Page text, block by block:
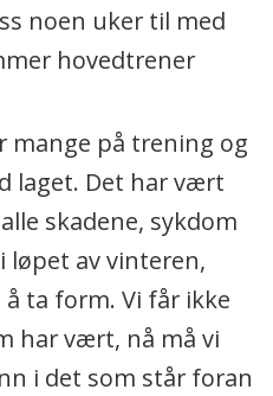
noen uker til med
hovedtrener
mange på trening og
laget. Det har vært
skadene, sykdom
løpet av vinteren,
ta form. Vi får ikke
har vært, nå må vi
i det som står foran